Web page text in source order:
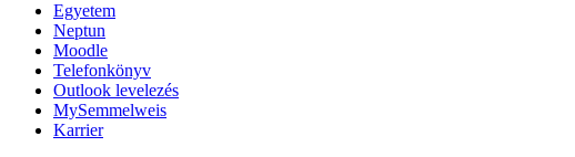
Egyetem
Neptun
Moodle
Telefonkönyv
Outlook levelezés
MySemmelweis
Karrier